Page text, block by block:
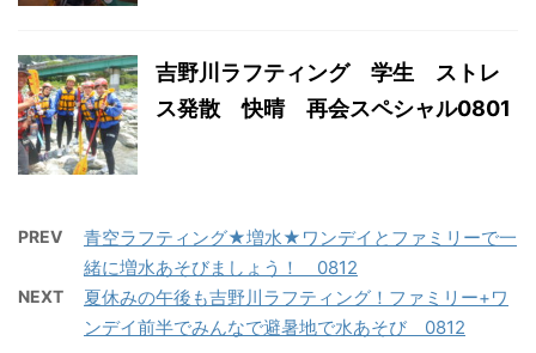
吉野川ラフティング 学生 ストレ
ス発散 快晴 再会スペシャル0801
PREV
青空ラフティング★増水★ワンデイとファミリーで一
緒に増水あそびましょう！ 0812
NEXT
夏休みの午後も吉野川ラフティング！ファミリー+ワ
ンデイ前半でみんなで避暑地で水あそび 0812